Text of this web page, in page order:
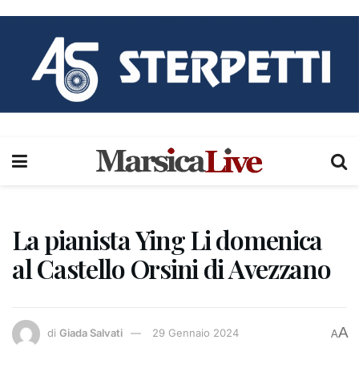
La pianista Ying Li domenica
al Castello Orsini di Avezzano
di Giada Salvati 29 Gennaio 2024 AA